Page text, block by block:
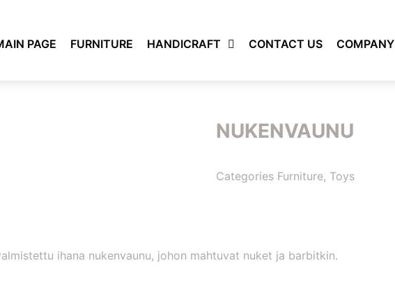
PAGE FURNITURE HANDICRAFT CONTACT US COMPANY
NUKENVAUNU
Categories Furniture, Toys
ihana nukenvaunu, johon mahtuvat nuket ja barbitkin.